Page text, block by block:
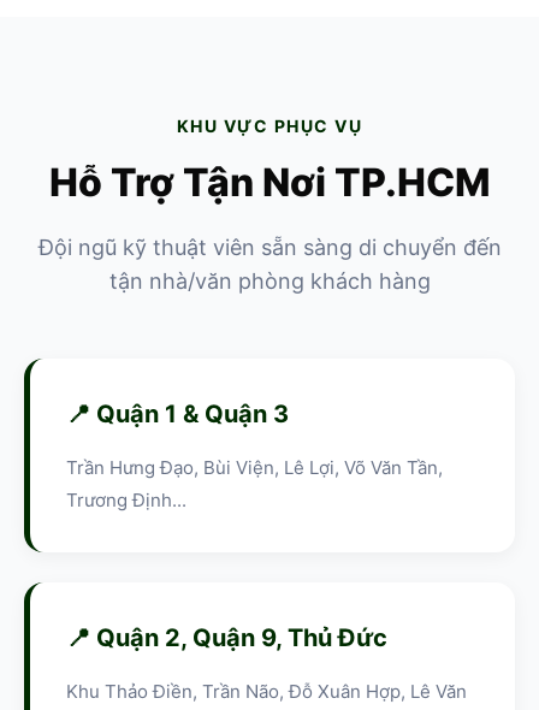
KHU VỰC PHỤC VỤ
Hỗ Trợ Tận Nơi TP.HCM
Đội ngũ kỹ thuật viên sẵn sàng di chuyển đến
tận nhà/văn phòng khách hàng
📍 Quận 1 & Quận 3
Trần Hưng Đạo, Bùi Viện, Lê Lợi, Võ Văn Tần,
Trương Định...
📍 Quận 2, Quận 9, Thủ Đức
Khu Thảo Điền, Trần Não, Đỗ Xuân Hợp, Lê Văn